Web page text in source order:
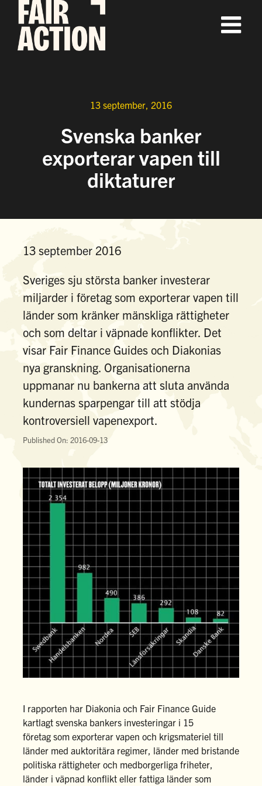
Fortsätt
innehållet
13 september, 2016
Svenska banker
exporterar vapen till
diktaturer
13 september 2016
Sveriges sju största banker investerar
miljarder i företag som exporterar vapen till
länder som kränker mänskliga rättigheter
och som deltar i väpnade konflikter. Det
visar Fair Finance Guides och Diakonias
nya granskning. Organisationerna
uppmanar nu bankerna att sluta använda
kundernas sparpengar till att stödja
kontroversiell vapenexport.
Published On: 2016-09-13
I rapporten har Diakonia och Fair Finance Guide
kartlagt svenska bankers investeringar i 15
företag som exporterar vapen och krigsmateriel till
länder med auktoritära regimer, länder med bristande
politiska rättigheter och medborgerliga friheter,
länder i väpnad konflikt eller fattiga länder som